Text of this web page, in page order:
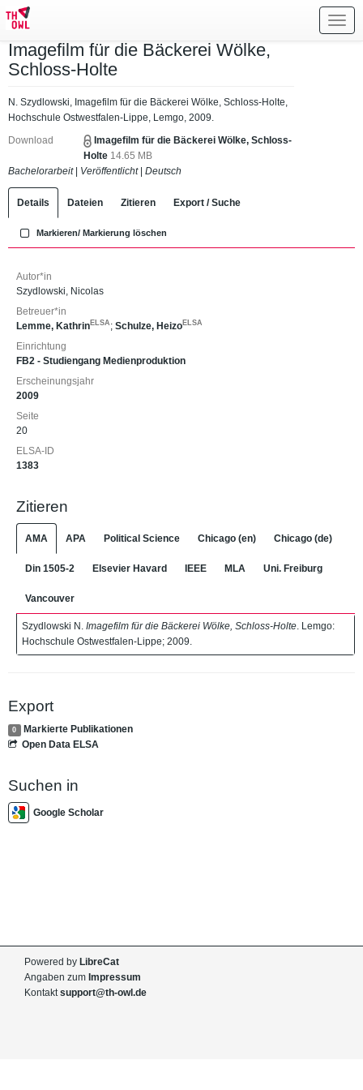
Imagefilm für die Bäckerei Wölke,
Schloss-Holte
N. Szydlowski, Imagefilm für die Bäckerei Wölke, Schloss-Holte,
Hochschule Ostwestfalen-Lippe, Lemgo, 2009.
Download
Imagefilm für die Bäckerei Wölke, Schloss-
Holte 14.65 MB
Bachelorarbeit| Veröffentlicht| Deutsch
Details Dateien Zitieren Export / Suche
Markieren/ Markierung löschen
Autor*in
Szydlowski, Nicolas
Betreuer*in
Lemme, Kathrin ELSA ; Schulze, Heizo ELSA
Einrichtung
FB2 - Studiengang Medienproduktion
Erscheinungsjahr
2009
Seite
20
ELSA-ID
1383
Zitieren
AMA APA Political Science Chicago (en) Chicago (de)
Din 1505-2 Elsevier Havard IEEE MLA Uni. Freiburg
Vancouver
Szydlowski N. Imagefilm für die Bäckerei Wölke, Schloss-Holte . Lemgo:
Hochschule Ostwestfalen-Lippe; 2009.
Export
0
Markierte Publikationen
Open Data ELSA
Suchen in
Google Scholar
Powered by LibreCat
Angaben zum Impressum
Kontaktsupport@th-owl.de